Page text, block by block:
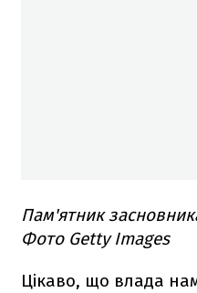
Пам'ятник
Фото Getty Images
Цікаво, що влада